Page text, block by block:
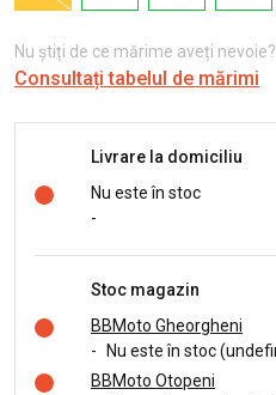
Nu știți de ce mărime aveți nevoie?
Consultați tabelul de mărimi
Livrare la domiciliu
Nu este în stoc
-
Stoc magazin
BBMoto Gheorgheni
-
Nu este în stoc
BBMoto Otopeni